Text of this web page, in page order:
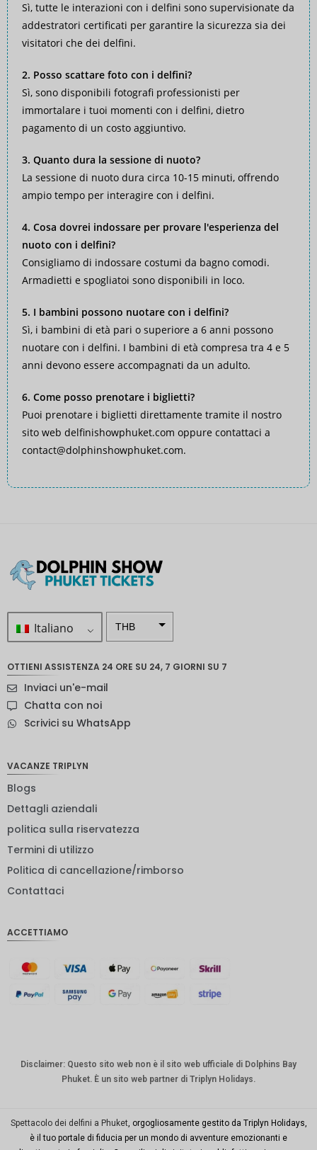
Sì, tutte le interazioni con i delfini sono supervisionate da
addestratori certificati per garantire la sicurezza sia dei
visitatori che dei delfini.
2. Posso scattare foto con i delfini?
Sì, sono disponibili fotografi professionisti per
immortalare i tuoi momenti con i delfini, dietro
pagamento di un costo aggiuntivo.
3. Quanto dura la sessione di nuoto?
La sessione di nuoto dura circa 10-15 minuti, offrendo
ampio tempo per interagire con i delfini.
4. Cosa dovrei indossare per provare l'esperienza del
nuoto con i delfini?
Consigliamo di indossare costumi da bagno comodi.
Armadietti e spogliatoi sono disponibili in loco.
5. I bambini possono nuotare con i delfini?
Sì, i bambini di età pari o superiore a 6 anni possono
nuotare con i delfini. I bambini di età compresa tra 4 e 5
anni devono essere accompagnati da un adulto.
6. Come posso prenotare i biglietti?
Puoi prenotare i biglietti direttamente tramite il nostro
sito web delfinishowphuket.com oppure contattaci a
contact@dolphinshowphuket.com.
Italiano THB
NOK
IDR
MYR
PHP
SGD
OTTIENI ASSISTENZA 24 ORE SU 24, 7 GIORNI SU 7
Inviaci un'e-mail
Chatta con noi
Scrivici su WhatsApp
VACANZE TRIPLYN
Blogs
Dettagli aziendali
politica sulla riservatezza
Termini di utilizzo
Politica di cancellazione/rimborso
Contattaci
ACCETTIAMO
Disclaimer: Questo sito web non è il sito web ufficiale di Dolphins Bay
Phuket. È un sito web partner di Triplyn Holidays.
Spettacolo dei delfini a Phuket, orgogliosamente gestito da Triplyn Holidays,
è il tuo portale di fiducia per un mondo di avventure emozionanti e